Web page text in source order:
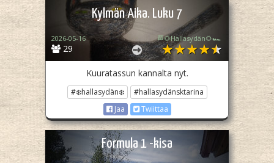
Kylmän Aika. Luku 7
29
2026-05-16 🏁🌻Hallasydän🌻🏎️
Kuuratassun kannalta nyt.
#❄️hallasydän❄️
#hallasydänsktarina
Jaa
Twiittaa
Formula 1 -kisa